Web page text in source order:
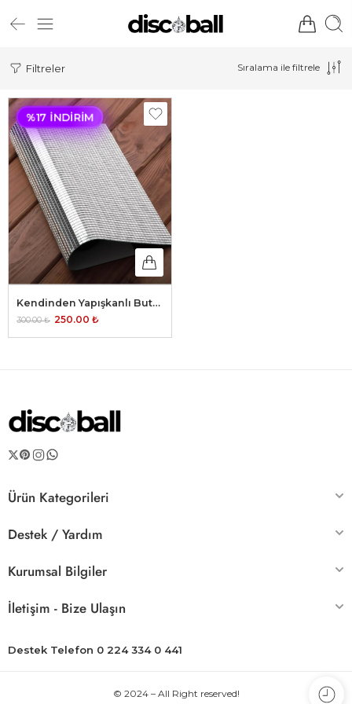
Filtreler Sıralama ile filtrele
%17 İNDIRIM
Kendinden Yapışkanlı Buton Ayna – Gümüş 5mm
300.00₺ 250.00 ₺
Ürün Kategorileri
Destek / Yardım
Kurumsal Bilgiler
İletişim - Bize Ulaşın
Destek Telefon 0 224 334 0 441
© 2024 – All Right reserved!